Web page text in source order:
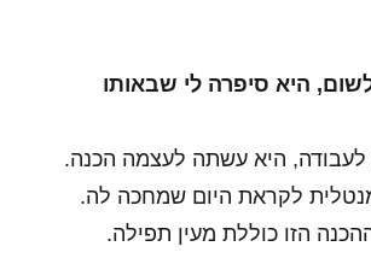
היא סיפרה לי שבאותו
לעבודה, היא עשתה לעצמה הכנה.
לקראת היום שמחכה לה.
הזו כוללת מעין תפילה.